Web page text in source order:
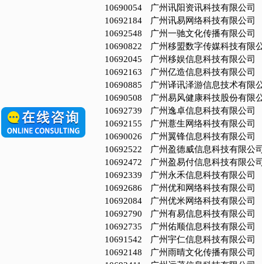
10690054
广州讯阳资讯科技有限公司
10692184
广州讯易网络科技有限公司
10692548
广州一驰文化传播有限公司
10690822
广州移盟数字传媒科技有限
10692045
广州移娱信息科技有限公司
10692163
广州亿造信息科技有限公司
10690885
广州译讯泽游信息技术有限
10690508
广州易风健康科技股份有限
10692739
广州逸卓信息科技有限公司
10692155
广州薏生网络科技有限公司
10690026
广州翼锋信息科技有限公司
10692522
广州盈德威信息科技有限公司
10692472
广州盈易付信息科技有限公司
10692339
广州永禾信息科技有限公司
10692686
广州优和网络科技有限公司
10692084
广州优米网络科技有限公司
10692790
广州有易信息科技有限公司
10692735
广州佑顺信息科技有限公司
10691542
广州宇仁信息科技有限公司
10692148
广州雨晴文化传播有限公司